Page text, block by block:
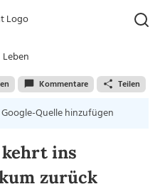
Leben
Kommentare Teilen
Quelle hinzufügen
kehrt ins
zurück